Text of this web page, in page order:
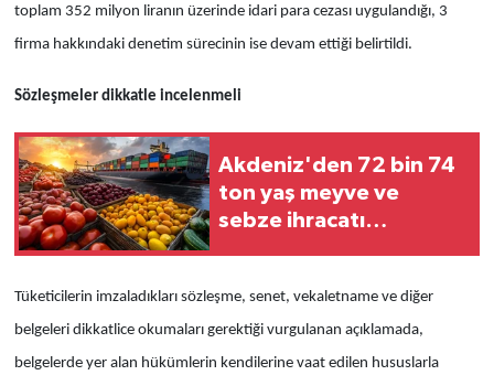
toplam 352 milyon liranın üzerinde idari para cezası uygulandığı, 3
firma hakkındaki denetim sürecinin ise devam ettiği belirtildi.
Sözleşmeler dikkatle incelenmeli
Akdeniz'den 72 bin 74
ton yaş meyve ve
sebze ihracatı
Tüketicilerin imzaladıkları sözleşme, senet, vekaletname ve diğer
belgeleri dikkatlice okumaları gerektiği vurgulanan açıklamada,
belgelerde yer alan hükümlerin kendilerine vaat edilen hususlarla